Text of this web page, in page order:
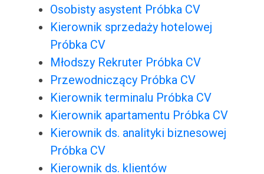
Osobisty asystent Próbka CV
Kierownik sprzedaży hotelowej
Próbka CV
Młodszy Rekruter Próbka CV
Przewodniczący Próbka CV
Kierownik terminalu Próbka CV
Kierownik apartamentu Próbka CV
Kierownik ds. analityki biznesowej
Próbka CV
Kierownik ds. klientów